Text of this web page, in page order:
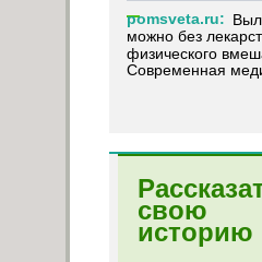
pomsveta.ru:
можно без
физического
Современная
свою
историю